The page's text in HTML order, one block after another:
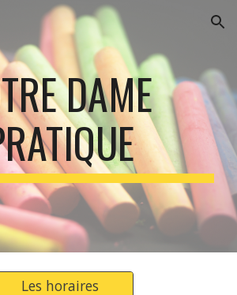
Skip to navigation
DAME
Les horaires